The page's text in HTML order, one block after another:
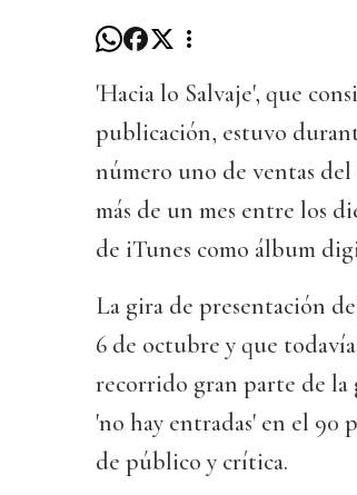
'Hacia lo Salvaje', que
publicación, estuvo
número uno de ventas del
más de un mes entre los
de iTunes como álbum
La gira de presentación
6 de octubre y que
recorrido gran parte de la
'no hay entradas' en el 90
de público y crítica.